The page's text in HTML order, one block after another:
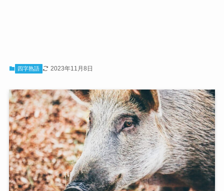
四字熟語 2023年11月8日